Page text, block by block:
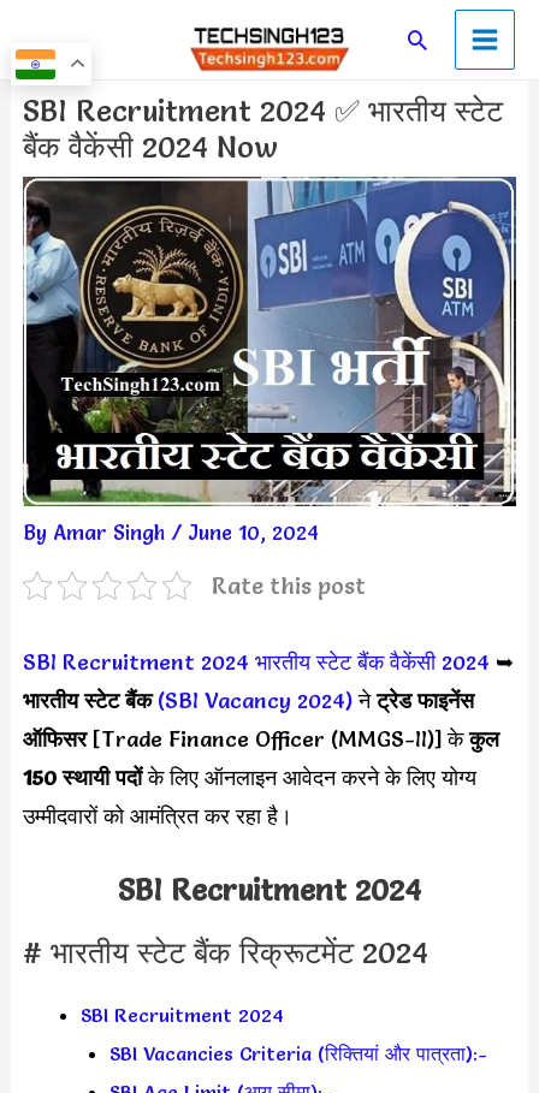
to
content
SearchMain
Menu
SBI Recruitment 2024 ✅ भारतीय स्टेट
बैंक वैकेंसी 2024 Now
By Amar Singh / June 10, 2024
Rate this post
SBI Recruitment 2024 भारतीय स्टेट बैंक वैकेंसी 2024 ➥
भारतीय स्टेट बैंक(SBI Vacancy 2024)नेट्रेड फाइनेंस
ऑफिसर[Trade Finance Officer (MMGS-II)] केकुल
150 स्थायी पदोंके लिए ऑनलाइन आवेदन करने के लिए योग्य
उम्मीदवारों को आमंत्रित कर रहा है।
SBI Recruitment 2024
# भारतीय स्टेट बैंक रिक्रूटमेंट 2024
SBI Recruitment 2024
SBI Vacancies Criteria (रिक्तियां और पात्रता):-
Post
navigation